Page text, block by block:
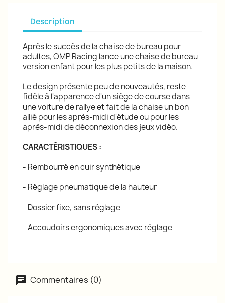
Description
Après le succès de la chaise de bureau pour
adultes, OMP Racing lance une chaise de bureau
version enfant pour les plus petits de la maison.
Le design présente peu de nouveautés, reste
fidèle à l'apparence d'un siège de course dans
une voiture de rallye et fait de la chaise un bon
allié pour les après-midi d'étude ou pour les
après-midi de déconnexion des jeux vidéo.
CARACTÉRISTIQUES :
- Rembourré en cuir synthétique
- Réglage pneumatique de la hauteur
- Dossier fixe, sans réglage
- Accoudoirs ergonomiques avec réglage
Commentaires (0)